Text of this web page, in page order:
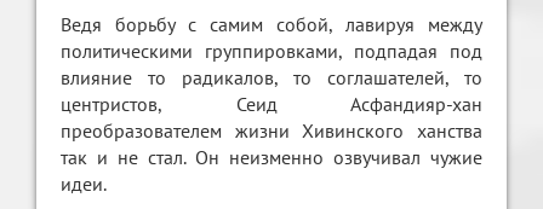
Ведя борьбу с самим собой, лавируя между
политическими группировками, подпадая под
влияние то радикалов, то соглашателей, то
центристов, Сеид Асфандияр-хан
преобразователем жизни Хивинского ханства
так и не стал. Он неизменно озвучивал чужие
идеи.